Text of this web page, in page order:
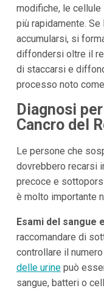
modifiche, le
più rapidamente. Se
accumularsi, si
diffondersi oltre il
di staccarsi e
processo noto come
Diagnosi
Cancro del
Le persone che
dovrebbero recarsi
precoce e
è molto importante
Esami del sangue
raccomandare di
controllare il
delle urinepuò
sangue, batteri o